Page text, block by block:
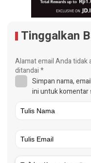
Tinggalkan
Alamat email Anda tidak
ditandai*
Simpan nama,
ini untuk komentar